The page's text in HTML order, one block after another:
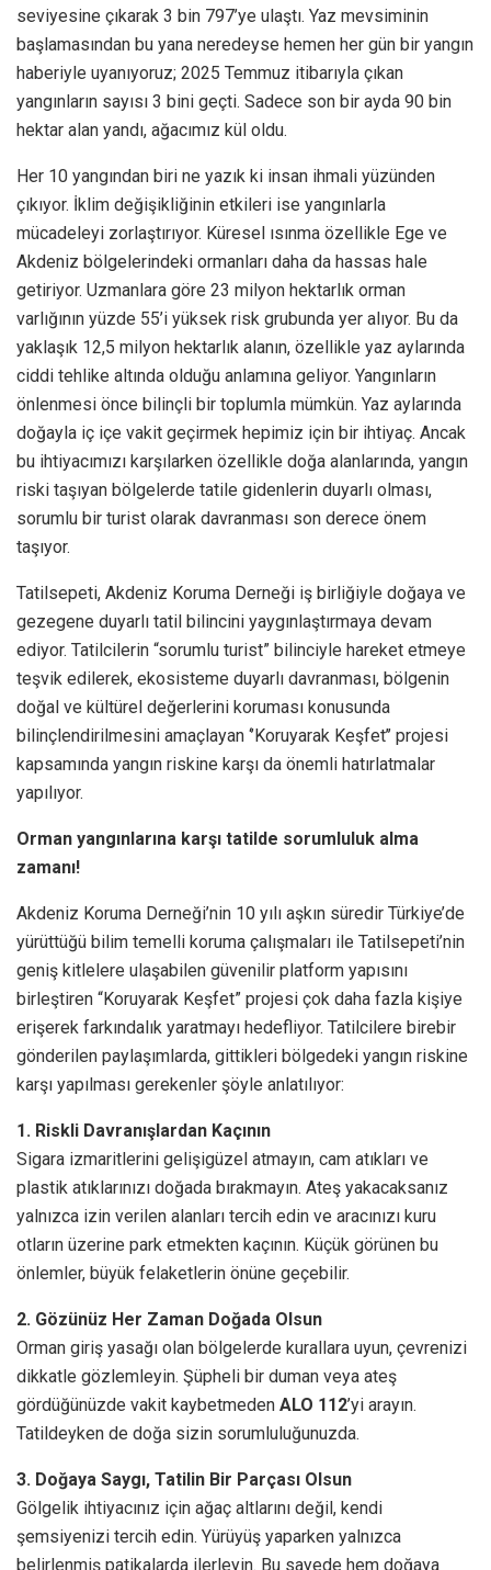
seviyesine çıkarak 3 bin 797’ye ulaştı. Yaz mevsiminin
başlamasından bu yana neredeyse hemen her gün bir yangın
haberiyle uyanıyoruz; 2025 Temmuz itibarıyla çıkan
yangınların sayısı 3 bini geçti. Sadece son bir ayda 90 bin
hektar alan yandı, ağacımız kül oldu.
Her 10 yangından biri ne yazık ki insan ihmali yüzünden
çıkıyor. İklim değişikliğinin etkileri ise yangınlarla
mücadeleyi zorlaştırıyor. Küresel ısınma özellikle Ege ve
Akdeniz bölgelerindeki ormanları daha da hassas hale
getiriyor. Uzmanlara göre 23 milyon hektarlık orman
varlığının yüzde 55’i yüksek risk grubunda yer alıyor. Bu da
yaklaşık 12,5 milyon hektarlık alanın, özellikle yaz aylarında
ciddi tehlike altında olduğu anlamına geliyor. Yangınların
önlenmesi önce bilinçli bir toplumla mümkün. Yaz aylarında
doğayla iç içe vakit geçirmek hepimiz için bir ihtiyaç. Ancak
bu ihtiyacımızı karşılarken özellikle doğa alanlarında, yangın
riski taşıyan bölgelerde tatile gidenlerin duyarlı olması,
sorumlu bir turist olarak davranması son derece önem
taşıyor.
Tatilsepeti, Akdeniz Koruma Derneği iş birliğiyle doğaya ve
gezegene duyarlı tatil bilincini yaygınlaştırmaya devam
ediyor. Tatilcilerin “sorumlu turist” bilinciyle hareket etmeye
teşvik edilerek, ekosisteme duyarlı davranması, bölgenin
doğal ve kültürel değerlerini koruması konusunda
bilinçlendirilmesini amaçlayan ‘’Koruyarak Keşfet’’ projesi
kapsamında yangın riskine karşı da önemli hatırlatmalar
yapılıyor.
Orman yangınlarına karşı tatilde sorumluluk alma
zamanı!
Akdeniz Koruma Derneği’nin 10 yılı aşkın süredir Türkiye’de
yürüttüğü bilim temelli koruma çalışmaları ile Tatilsepeti’nin
geniş kitlelere ulaşabilen güvenilir platform yapısını
birleştiren “Koruyarak Keşfet” projesi çok daha fazla kişiye
erişerek farkındalık yaratmayı hedefliyor. Tatilcilere birebir
gönderilen paylaşımlarda, gittikleri bölgedeki yangın riskine
karşı yapılması gerekenler şöyle anlatılıyor:
1. Riskli Davranışlardan Kaçının
Sigara izmaritlerini gelişigüzel atmayın, cam atıkları ve
plastik atıklarınızı doğada bırakmayın. Ateş yakacaksanız
yalnızca izin verilen alanları tercih edin ve aracınızı kuru
otların üzerine park etmekten kaçının. Küçük görünen bu
önlemler, büyük felaketlerin önüne geçebilir.
2. Gözünüz Her Zaman Doğada Olsun
Orman giriş yasağı olan bölgelerde kurallara uyun, çevrenizi
dikkatle gözlemleyin. Şüpheli bir duman veya ateş
gördüğünüzde vakit kaybetmeden ALO 112’yi arayın.
Tatildeyken de doğa sizin sorumluluğunuzda.
3. Doğaya Saygı, Tatilin Bir Parçası Olsun
Gölgelik ihtiyacınız için ağaç altlarını değil, kendi
şemsiyenizi tercih edin. Yürüyüş yaparken yalnızca
belirlenmiş patikalarda ilerleyin. Bu sayede hem doğaya